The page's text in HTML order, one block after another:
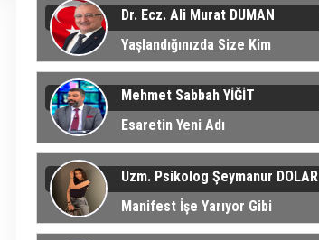
Dr. Ecz. Ali Murat DUMAN
Yaşlandığınızda Size Kim
Bakacak?
Mehmet Sabbah YİĞİT
Esaretin Yeni Adı
Uzm. Psikolog Şeymanur DOLAR
Manifest İşe Yarıyor Gibi
Görünüyor... Peki Neden?